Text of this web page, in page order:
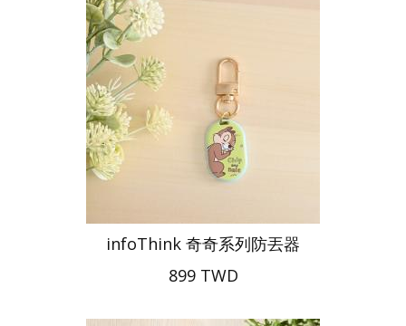
infoThink 奇奇系列防丟器
899 TWD